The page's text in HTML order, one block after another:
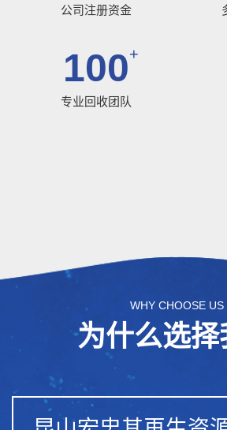
公司注册资金
100+
专业回收团队
WHY CHOOSE US
为什么选择